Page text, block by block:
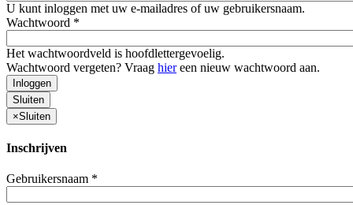
U kunt inloggen met uw e-mailadres of uw gebruikersnaam.
Wachtwoord *
Het wachtwoordveld is hoofdlettergevoelig.
Wachtwoord vergeten? Vraag hiereen nieuw wachtwoord aan.
Inloggen
Sluiten
×Sluiten
Inschrijven
Gebruikersnaam *